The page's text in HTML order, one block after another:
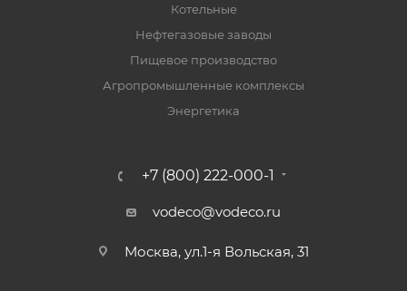
Котельные
Нефтегазовые заводы
Пищевое производство
Агропромышленные комплексы
Энергетика
+7 (800) 222-000-1
vodeco@vodeco.ru
Москва, ул.1-я Вольская, 31